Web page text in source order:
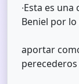
∙Esta es
Beniel por
aportar